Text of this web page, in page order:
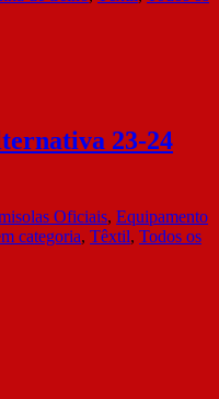
23-24
Oficiais, Equipamento
categoria, Têxtil, Todos os